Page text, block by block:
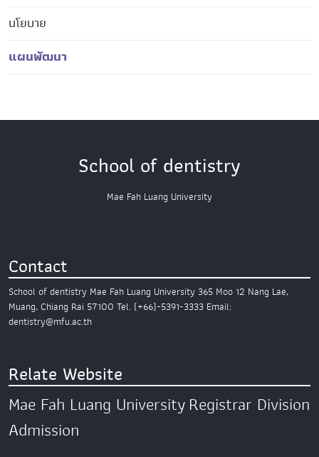
นโยบาย
แผนพัฒนา
School of dentistry
Mae Fah Luang University
Contact
School of dentistry Mae Fah Luang University 365 Moo 12 Nang Lae,
Muang,Chiang Rai 57100 Tel. (+66)-5391-3333 Email:
dentistry@mfu.ac.th
Relate Website
Mae Fah Luang UniversityRegistrar Division
Admission